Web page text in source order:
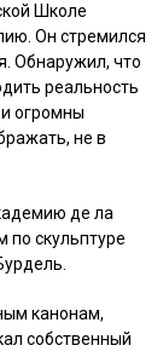
Школе
Он стремился
Обнаружил, что
реальность
огромны
не в
де ла
по скульптуре
канонам,
собственный